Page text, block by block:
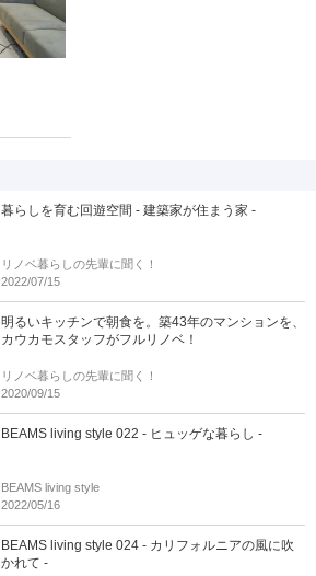
暮らしを育む回遊空間 - 建築家が住まう家 -
リノベ暮らしの先輩に聞く！
2022/07/15
明るいキッチンで朝食を。築43年のマンションを、
カウカモスタッフがフルリノベ！
リノベ暮らしの先輩に聞く！
2020/09/15
BEAMS living style 022 - ヒュッゲな暮らし -
BEAMS living style
2022/05/16
BEAMS living style 024 - カリフォルニアの風に吹
かれて -